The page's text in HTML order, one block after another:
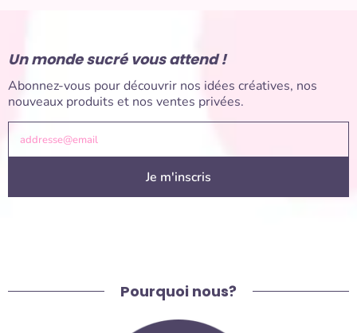
Un monde sucré vous attend !
Abonnez-vous pour découvrir nos idées créatives, nos
nouveaux produits et nos ventes privées.
addresse@email
Je m'inscris
Pourquoi nous?